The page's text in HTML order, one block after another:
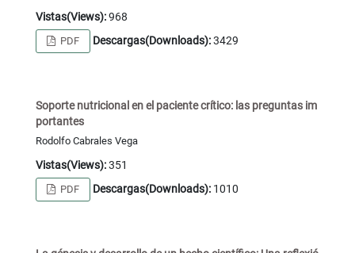
Vistas(Views):968
PDF Descargas(Downloads):3429
Soporte nutricional en el paciente crítico: las preguntas im
portantes
Rodolfo Cabrales Vega
Vistas(Views):351
PDF Descargas(Downloads): 1010